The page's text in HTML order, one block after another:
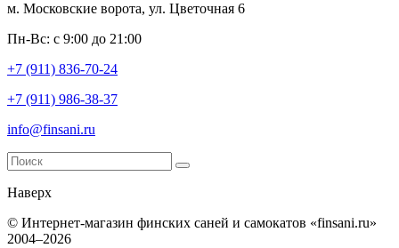
м. Московские ворота, ул. Цветочная 6
Пн-Вс: с 9:00 до 21:00
+7 (911) 836-70-24
+7 (911) 986-38-37
info@finsani.ru
Наверх
© Интернет-магазин финских саней и самокатов «finsani.ru»
2004–2026